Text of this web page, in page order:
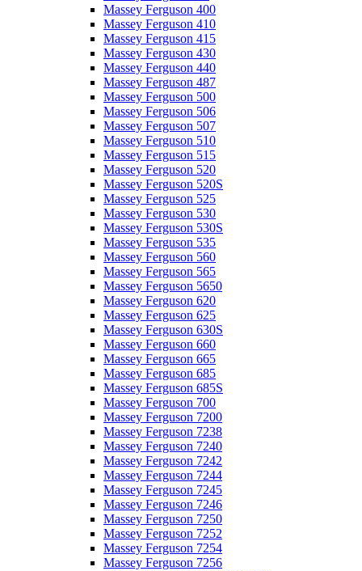
Massey Ferguson 400
Massey Ferguson 410
Massey Ferguson 415
Massey Ferguson 430
Massey Ferguson 440
Massey Ferguson 487
Massey Ferguson 500
Massey Ferguson 506
Massey Ferguson 507
Massey Ferguson 510
Massey Ferguson 515
Massey Ferguson 520
Massey Ferguson 520S
Massey Ferguson 525
Massey Ferguson 530
Massey Ferguson 530S
Massey Ferguson 535
Massey Ferguson 560
Massey Ferguson 565
Massey Ferguson 5650
Massey Ferguson 620
Massey Ferguson 625
Massey Ferguson 630S
Massey Ferguson 660
Massey Ferguson 665
Massey Ferguson 685
Massey Ferguson 685S
Massey Ferguson 700
Massey Ferguson 7200
Massey Ferguson 7238
Massey Ferguson 7240
Massey Ferguson 7242
Massey Ferguson 7244
Massey Ferguson 7245
Massey Ferguson 7246
Massey Ferguson 7250
Massey Ferguson 7252
Massey Ferguson 7254
Massey Ferguson 7256